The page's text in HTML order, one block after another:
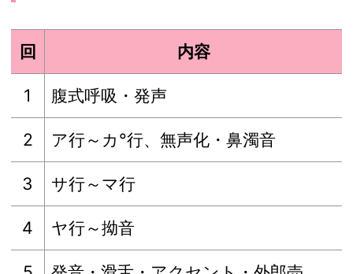
回 内容
1 腹式呼吸・発声
2 ア行～カ°行、無声化・鼻濁音
3 サ行～マ行
4 ヤ行～拗音